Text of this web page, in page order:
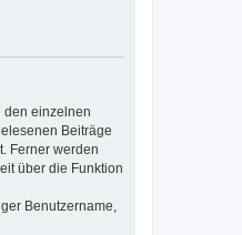
den einzelnen
Beiträge
Ferner werden
über die Funktion
Benutzername,